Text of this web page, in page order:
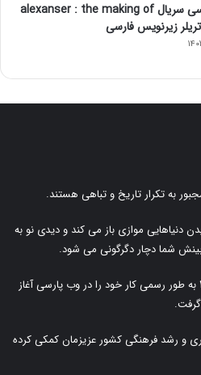
نقد و بررسی سریال alexanser : the making of
به تکرار تاریخ و تباهی هستند.
دنیاهایی موازی باز می کند و دیدی نو به
شما دچار دگرگونی می شود.
به طور رسمی کار خود را در وب پارسی آغاز
و رشد فرهنگی کشور عزیزمان کمکی کرده